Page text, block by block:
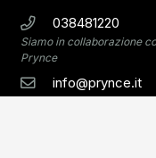
038481220
Siamo in collaborazione
Prynce
info@prynce.it